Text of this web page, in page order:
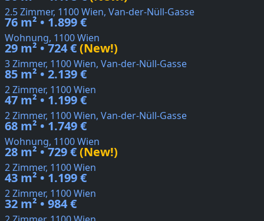
2.5 Zimmer, 1100 Wien, Van-der-Nüll-Gasse
76 m² • 1.899 €
Wohnung, 1100 Wien
29 m² • 724 €(New!)
3 Zimmer, 1100 Wien, Van-der-Nüll-Gasse
85 m² • 2.139 €
2 Zimmer, 1100 Wien
47 m² • 1.199 €
2 Zimmer, 1100 Wien, Van-der-Nüll-Gasse
68 m² • 1.749 €
Wohnung, 1100 Wien
28 m² • 729 €(New!)
2 Zimmer, 1100 Wien
43 m² • 1.199 €
2 Zimmer, 1100 Wien
32 m² • 984 €